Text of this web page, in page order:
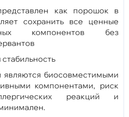
как порошок в
сохранить все ценные
компонентов без
являются биосовместимыми
компонентами, риск
реакций и